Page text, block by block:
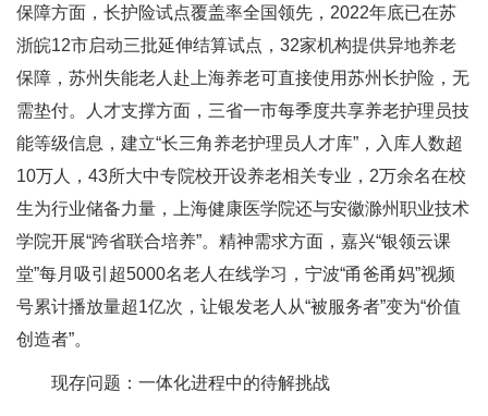
保障方面，长护险试点覆盖率全国领先，2022年底已在苏
浙皖12市启动三批延伸结算试点，32家机构提供异地养老
保障，苏州失能老人赴上海养老可直接使用苏州长护险，无
需垫付。人才支撑方面，三省一市每季度共享养老护理员技
能等级信息，建立“长三角养老护理员人才库”，入库人数超
10万人，43所大中专院校开设养老相关专业，2万余名在校
生为行业储备力量，上海健康医学院还与安徽滁州职业技术
学院开展“跨省联合培养”。精神需求方面，嘉兴“银领云课
堂”每月吸引超5000名老人在线学习，宁波“甬爸甬妈”视频
号累计播放量超1亿次，让银发老人从“被服务者”变为“价值
创造者”。
现存问题：一体化进程中的待解挑战